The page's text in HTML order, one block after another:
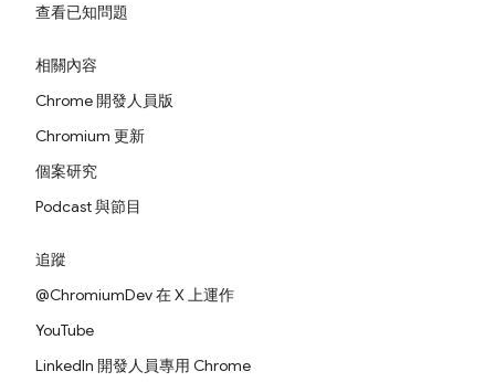
查看已知問題
相關內容
Chrome 開發人員版
Chromium 更新
個案研究
Podcast 與節目
追蹤
@ChromiumDev 在 X 上運作
YouTube
LinkedIn 開發人員專用 Chrome